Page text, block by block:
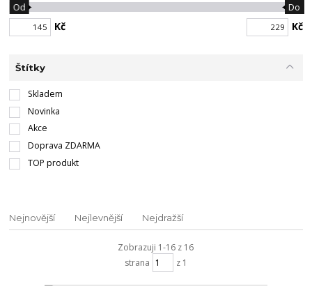
Kč
Od Do
Kč
Štítky
Skladem
Novinka
Akce
Doprava ZDARMA
TOP produkt
Nejnovější Nejlevnější Nejdražší
Zobrazuji 1-16 z 16
strana
z 1